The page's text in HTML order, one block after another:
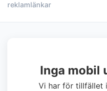
reklamlänkar
Inga mobil
Vi har för tillfället